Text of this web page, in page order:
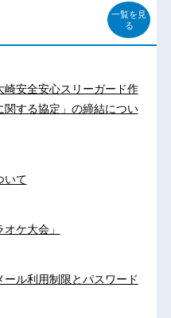
一覧を見
る
安全安心スリーガード作
する協定」の締結につい
いて
ケ大会」
ール利用制限とパスワード